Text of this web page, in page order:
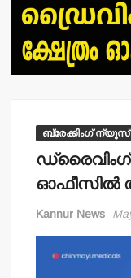
ബ്രേക്കിംഗ് ന്യൂസ്
ഡ്രൈവിംഗ്
ഓഫീസില്‍
Kannur News